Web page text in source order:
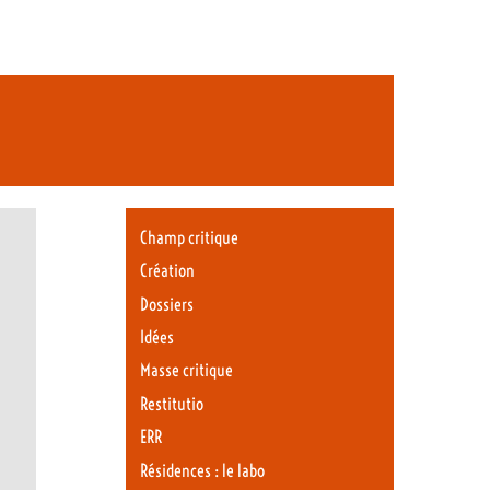
Champ critique
Création
Dossiers
Idées
Masse critique
Restitutio
ERR
Résidences : le labo